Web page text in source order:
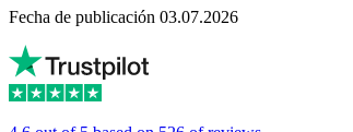
Fecha de publicación 03.07.2026